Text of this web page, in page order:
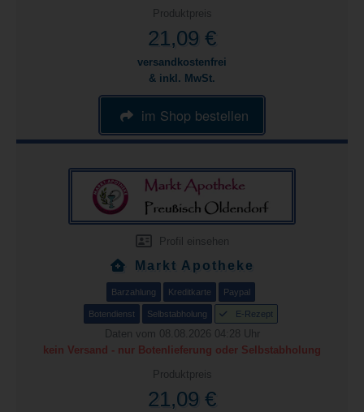
Produktpreis
21,09 €
versandkostenfrei
& inkl. MwSt.
im Shop bestellen
Profil einsehen
Markt Apotheke
Barzahlung Kreditkarte Paypal
Botendienst Selbstabholung E-Rezept
Daten vom 08.08.2026 04:28 Uhr
kein Versand - nur Botenlieferung oder Selbstabholung
Produktpreis
21,09 €